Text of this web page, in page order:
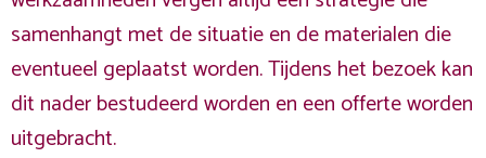
samenhangt met de situatie en de materialen die
eventueel geplaatst worden. Tijdens het bezoek kan
dit nader bestudeerd worden en een offerte worden
uitgebracht.